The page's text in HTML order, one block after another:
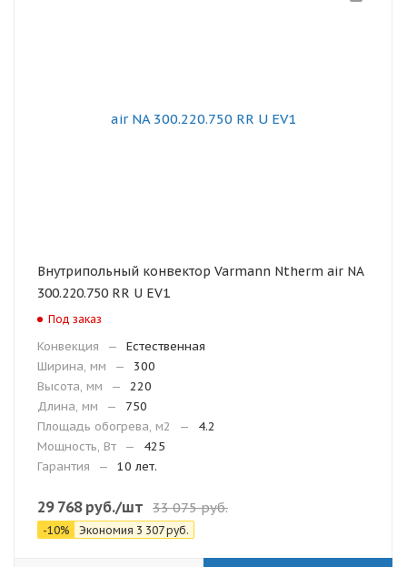
Внутрипольный конвектор Varmann Ntherm air NA
300.220.750 RR U EV1
Под заказ
Конвекция —
Естественная
Ширина, мм
—
300
Высота, мм
—
220
Длина, мм
—
750
Площадь обогрева, м2
—
4.2
Мощность, Вт
—
425
Гарантия
— 10 лет.
29 768руб./шт 33 075руб.
-10% Экономия 3 307руб.